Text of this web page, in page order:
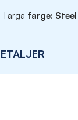
farge: